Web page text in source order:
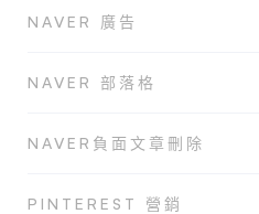
NAVER 廣告
NAVER 部落格
NAVER負面文章刪除
PINTEREST 營銷